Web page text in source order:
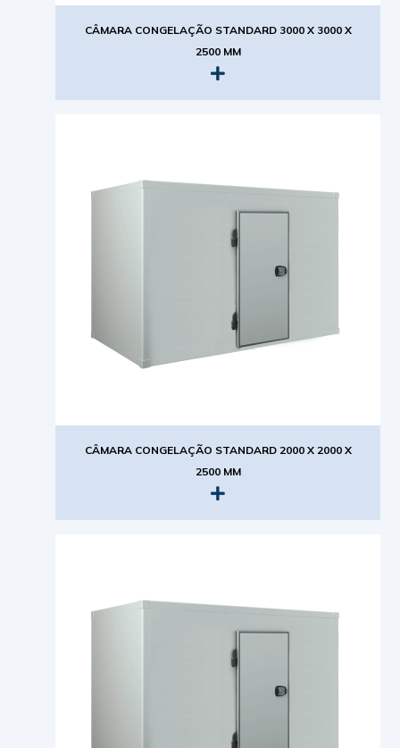
CÂMARA CONGELAÇÃO STANDARD 3000 X 3000 X
2500 MM
CÂMARA CONGELAÇÃO STANDARD 2000 X 2000 X
2500 MM